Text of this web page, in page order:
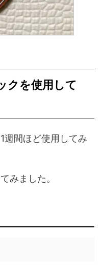
クを使用して
週間ほど使用してみ
みました。